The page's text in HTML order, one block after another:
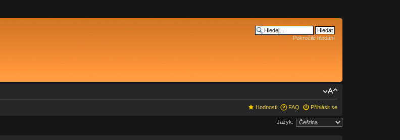
Pokročilé hledání
Hodnosti FAQ Přihlásit se
Jazyk: